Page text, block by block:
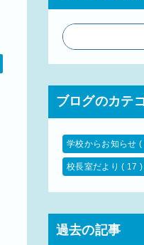
ブログのカテ
学校からお知らせ (
校長室だより( 17 )
過去の記事